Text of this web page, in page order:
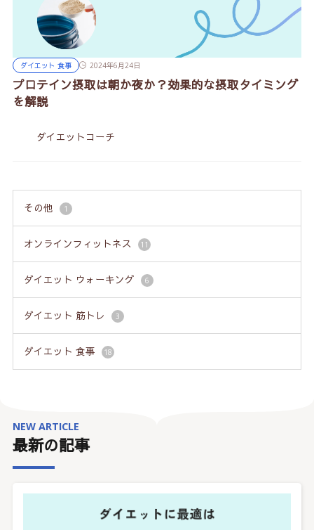
ダイエット 食事 2024年6月24日
プロテイン摂取は朝か夜か？効果的な摂取タイミング
を解説
ダイエットコーチ
その他 1
オンラインフィットネス 11
ダイエット ウォーキング 6
ダイエット 筋トレ 3
ダイエット 食事 18
最新の記事
NEW ARTICLE